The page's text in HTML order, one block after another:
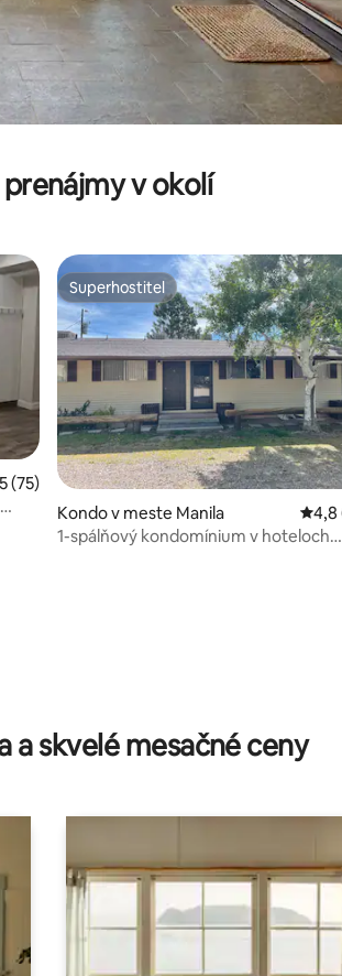
v okolí
ohodnotenie 4,95 z 5, počet
(75)
Superhostiteľ
Superhostiteľ
Kondo v meste Manila
4,8
1-spálňový kondomínium v hoteloch
a skvelé mesačné ceny